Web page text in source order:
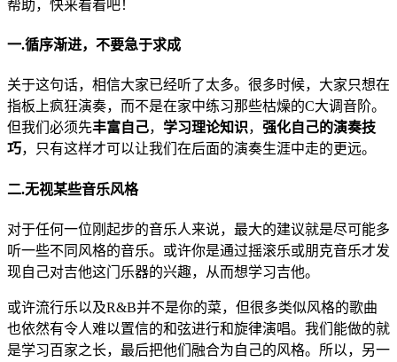
帮助，快来看看吧！
一.循序渐进，不要急于求成
关于这句话，相信大家已经听了太多。很多时候，大家只想在
指板上疯狂演奏，而不是在家中练习那些枯燥的C大调音阶。
但我们必须先丰富自己， 学习理论知识， 强化自己的演奏技
巧，只有这样才可以让我们在后面的演奏生涯中走的更远。
二.无视某些音乐风格
对于任何一位刚起步的音乐人来说，最大的建议就是尽可能多
听一些不同风格的音乐。或许你是通过摇滚乐或朋克音乐才发
现自己对吉他这门乐器的兴趣，从而想学习吉他。
或许流行乐以及R&B并不是你的菜，但很多类似风格的歌曲
也依然有令人难以置信的和弦进行和旋律演唱。我们能做的就
是学习百家之长，最后把他们融合为自己的风格。所以，另一